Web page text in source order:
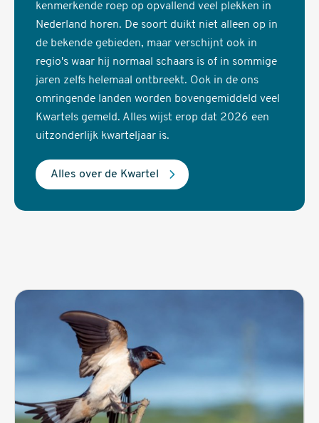
kenmerkende roep op opvallend veel plekken in
Nederland horen. De soort duikt niet alleen op in
de bekende gebieden, maar verschijnt ook in
regio's waar hij normaal schaars is of in sommige
jaren zelfs helemaal ontbreekt. Ook in de ons
omringende landen worden bovengemiddeld veel
Kwartels gemeld. Alles wijst erop dat 2026 een
uitzonderlijk kwarteljaar is.
Alles over de Kwartel